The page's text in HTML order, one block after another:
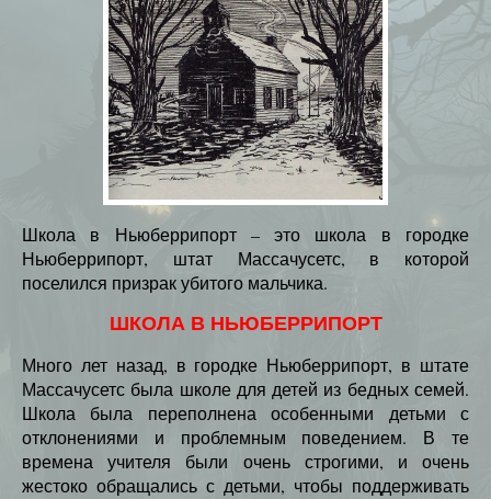
Школа в Ньюберрипорт – это школа в городке
Ньюберрипорт, штат Массачусетс, в которой
поселился призрак убитого мальчика.
ШКОЛА В НЬЮБЕРРИПОРТ
Много лет назад, в городке Ньюберрипорт, в штате
Массачусетс была школе для детей из бедных семей.
Школа была переполнена особенными детьми с
отклонениями и проблемным поведением. В те
времена учителя были очень строгими, и очень
жестоко обращались с детьми, чтобы поддерживать